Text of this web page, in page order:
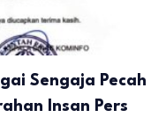
Sengaja Pecah
Insan Pers